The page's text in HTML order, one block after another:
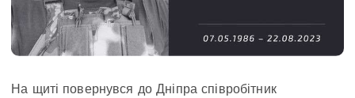
На щиті повернувся до Дніпра співробітник